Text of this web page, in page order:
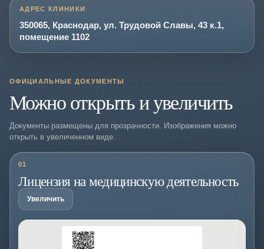
АДРЕС КЛИНИКИ
350065, Краснодар, ул. Трудовой Славы, 43 к.1,
помещение 1102
ОФИЦИАЛЬНЫЕ ДОКУМЕНТЫ
Можно открыть и увеличить
Документы размещены для прозрачности. Изображения можно
открыть в увеличенном виде.
01
Лицензия на медицинскую деятельность
Увеличить